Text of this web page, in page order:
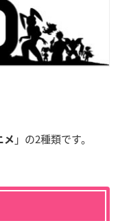
メ 」の2種類です。